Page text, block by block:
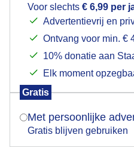
Voor slechts € 6,99 per
Advertentievrij en
Ontvang voor min. €
10% donatie aan
Elk moment
Gratis
Met persoonlijke
Gratis blijven gebruiken
Indien je hier nog geen
verschijnt er zo een
Is goed,